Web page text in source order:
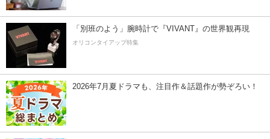
「別班のよう」腕時計で『VIVANT』の世界観再現
オリコンタイアップ特集
2026年7月夏ドラマも、注目作＆話題作が勢ぞろい！